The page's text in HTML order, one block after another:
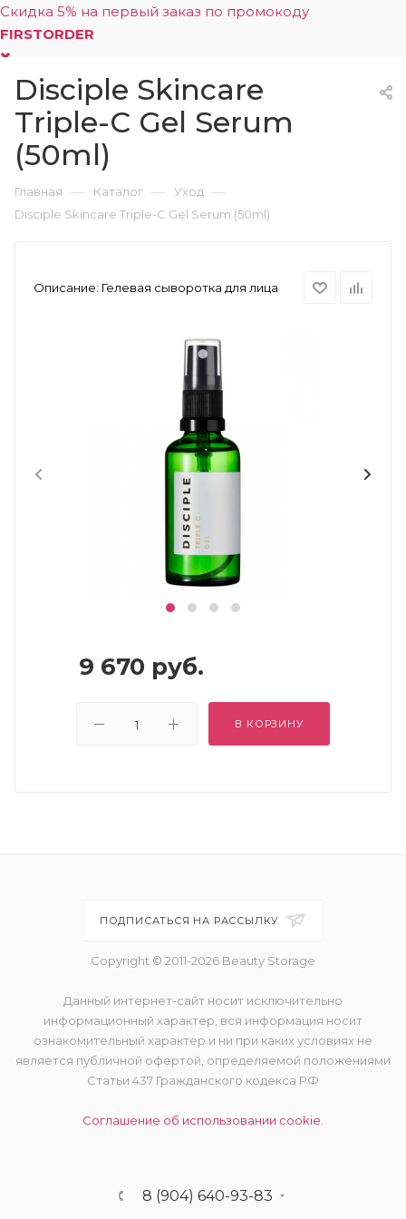
Скидка 5% на первый заказ по промокоду
FIRSTORDER
0
Disciple Skincare
Triple-C Gel Serum
(50ml)
Главная — Каталог — Уход —
Disciple Skincare Triple-C Gel Serum (50ml)
Описание: Гелевая сыворотка для лица
9 670 руб.
В КОРЗИНУ
ПОДПИСАТЬСЯ НА РАССЫЛКУ
Copyright © 2011-2026 Beauty Storage
Данный интернет-сайт носит исключительно
информационный характер, вся информация носит
ознакомительный характер и ни при каких условиях не
является публичной офертой, определяемой положениями
Статьи 437 Гражданского кодекса РФ
Соглашение об использовании cookie.
8 (904) 640-93-83